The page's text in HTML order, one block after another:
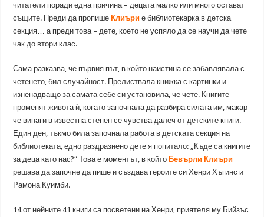
читатели поради една причина – децата малко или много остават
същите. Преди да пропише Клиъри е библиотекарка в детска
секция… а преди това – дете, което не успяло да се научи да чете
чак до втори клас.
Сама разказва, че първия път, в който наистина се забавлявала с
четенето, бил случайност. Прелиствала книжка с картинки и
изненадващо за самата себе си установила, че чете. Книгите
променят живота ѝ, когато започнала да разбира силата им, макар
че винаги в известна степен се чувства далеч от детските книги.
Един ден, тъкмо била започнала работа в детската секция на
библиотеката, едно раздразнено дете я попитало: „Къде са книгите
за деца като нас?“ Това е моментът, в който Бевърли Клиъри
решава да започне да пише и създава героите си Хенри Хъгинс и
Рамона Куимби.
14 от нейните 41 книги са посветени на Хенри, приятеля му Бийзъс